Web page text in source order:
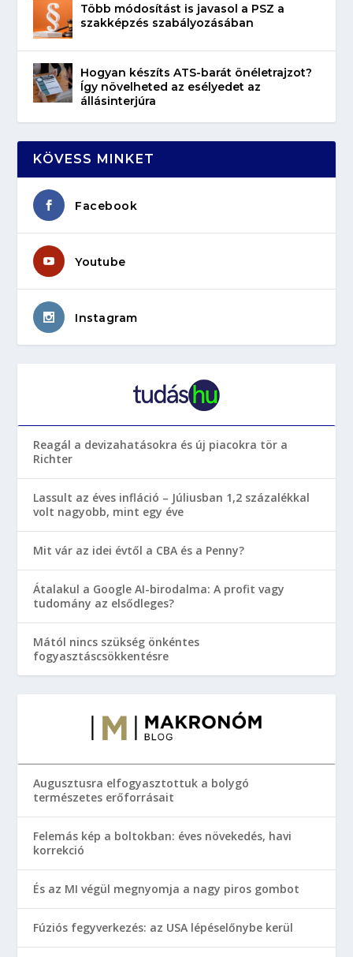
Több módosítást is javasol a PSZ a
szakképzés szabályozásában
Hogyan készíts ATS-barát önéletrajzot?
Így növelheted az esélyedet az
állásinterjúra
KÖVESS MINKET
Facebook
Youtube
Instagram
Reagál a devizahatásokra és új piacokra tör a
Richter
Lassult az éves infláció – Júliusban 1,2 százalékkal
volt nagyobb, mint egy éve
Mit vár az idei évtől a CBA és a Penny?
Átalakul a Google AI-birodalma: A profit vagy
tudomány az elsődleges?
Mától nincs szükség önkéntes
fogyasztáscsökkentésre
Augusztusra elfogyasztottuk a bolygó
természetes erőforrásait
Felemás kép a boltokban: éves növekedés, havi
korrekció
És az MI végül megnyomja a nagy piros gombot
Fúziós fegyverkezés: az USA lépéselőnybe kerül